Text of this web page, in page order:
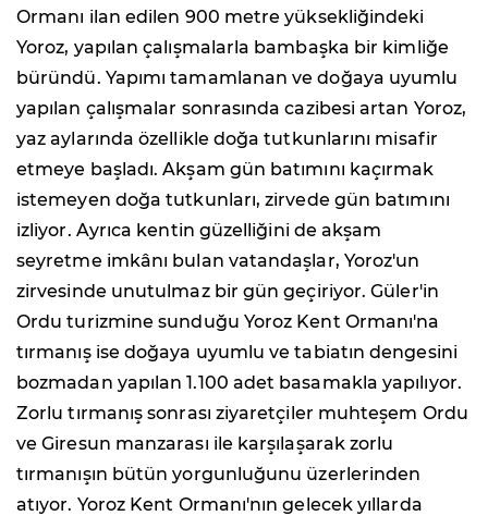
Ormanı ilan edilen 900 metre yüksekliğindeki
Yoroz, yapılan çalışmalarla bambaşka bir kimliğe
büründü. Yapımı tamamlanan ve doğaya uyumlu
yapılan çalışmalar sonrasında cazibesi artan Yoroz,
yaz aylarında özellikle doğa tutkunlarını misafir
etmeye başladı. Akşam gün batımını kaçırmak
istemeyen doğa tutkunları, zirvede gün batımını
izliyor. Ayrıca kentin güzelliğini de akşam
seyretme imkânı bulan vatandaşlar, Yoroz'un
zirvesinde unutulmaz bir gün geçiriyor. Güler'in
Ordu turizmine sunduğu Yoroz Kent Ormanı'na
tırmanış ise doğaya uyumlu ve tabiatın dengesini
bozmadan yapılan 1.100 adet basamakla yapılıyor.
Zorlu tırmanış sonrası ziyaretçiler muhteşem Ordu
ve Giresun manzarası ile karşılaşarak zorlu
tırmanışın bütün yorgunluğunu üzerlerinden
atıyor. Yoroz Kent Ormanı'nın gelecek yıllarda